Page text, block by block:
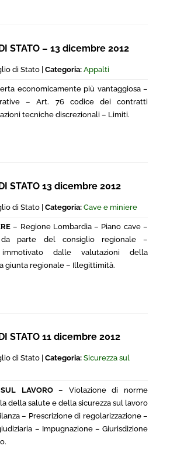
STATO – 13 dicembre 2012
di Stato | Categoria: Appalti
economicamente più vantaggiosa –
– Art. 76 codice dei contratti
tecniche discrezionali – Limiti.
STATO 13 dicembre 2012
di Stato | Categoria: Cave e miniere
– Regione Lombardia – Piano cave –
da parte del consiglio regionale –
immotivato dalle valutazioni della
giunta regionale – Illegittimità.
STATO 11 dicembre 2012
di Stato | Categoria: Sicurezza sul
LAVORO– Violazione di norme
della salute e della sicurezza sul lavoro
– Prescrizione di regolarizzazione –
– Impugnazione – Giurisdizione